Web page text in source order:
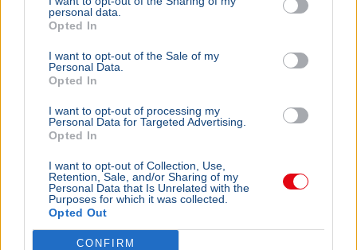
personal data.
Opted In
I want to opt-out of the Sale of my
Personal Data.
Opted In
I want to opt-out of processing my
Personal Data for Targeted Advertising.
Opted In
I want to opt-out of Collection, Use,
Retention, Sale, and/or Sharing of my
Personal Data that Is Unrelated with the
Purposes for which it was collected.
Opted Out
CONFIRM
BELFÖLD
Összeomlás szélén a víziközmű-rendszer:
A teljes éves bevételt a csövek
cseréjére kellene költeni
A magyar víziközmű-hálózat közel 80 százaléka
kritikus állapotban van, a csőtörések száma
pedig exponenciálisan nő. Kovács Károly szerint a
rezsicsökk...
kegyelmi